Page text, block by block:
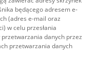
będącego adresem e-
(adres e-mail oraz
w celu przesłania
przetwarzania danych przez
przetwarzania danych